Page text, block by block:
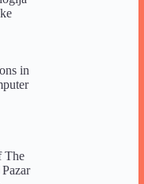
in
The